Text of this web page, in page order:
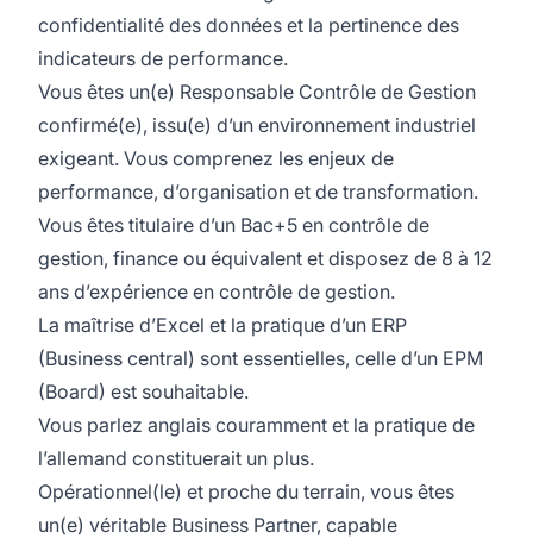
confidentialité des données et la pertinence des
indicateurs de performance.
Vous êtes un(e) Responsable Contrôle de Gestion
confirmé(e), issu(e) d’un environnement industriel
exigeant. Vous comprenez les enjeux de
performance, d’organisation et de transformation.
Vous êtes titulaire d’un Bac+5 en contrôle de
gestion, finance ou équivalent et disposez de 8 à 12
ans d’expérience en contrôle de gestion.
La maîtrise d’Excel et la pratique d’un ERP
(Business central) sont essentielles, celle d’un EPM
(Board) est souhaitable.
Vous parlez anglais couramment et la pratique de
l’allemand constituerait un plus.
Opérationnel(le) et proche du terrain, vous êtes
un(e) véritable Business Partner, capable